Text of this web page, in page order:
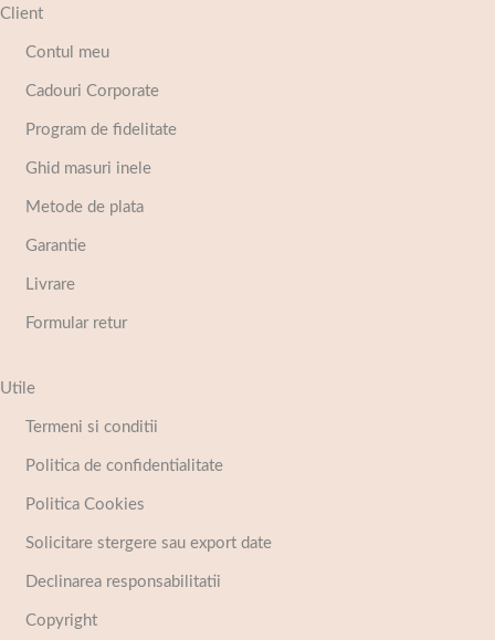
Client
Contul meu
Cadouri Corporate
Program de fidelitate
Ghid masuri inele
Metode de plata
Garantie
Livrare
Formular retur
Utile
Termeni si conditii
Politica de confidentialitate
Politica Cookies
Solicitare stergere sau export date
Declinarea responsabilitatii
Copyright